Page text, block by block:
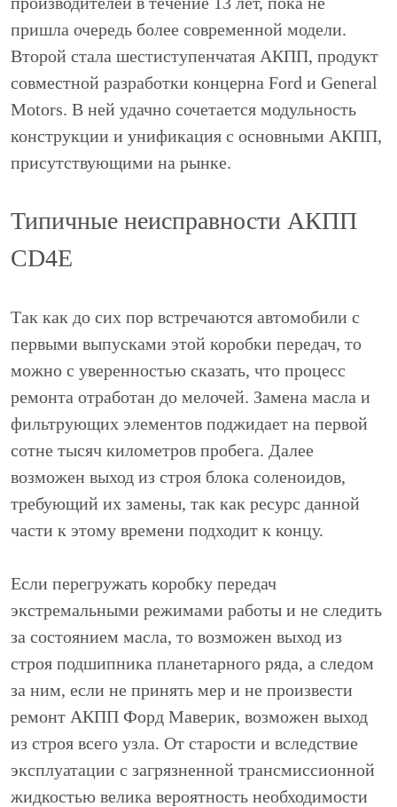
пришла очередь более современной модели.
Второй стала шестиступенчатая АКПП, продукт
совместной разработки концерна Ford и General
Motors. В ней удачно сочетается модульность
конструкции и унификация с основными АКПП,
присутствующими на рынке.
Типичные неисправности АКПП
CD4E
Так как до сих пор встречаются автомобили с
первыми выпусками этой коробки передач, то
можно с уверенностью сказать, что процесс
ремонта отработан до мелочей. Замена масла и
фильтрующих элементов поджидает на первой
сотне тысяч километров пробега. Далее
возможен выход из строя блока соленоидов,
требующий их замены, так как ресурс данной
части к этому времени подходит к концу.
Если перегружать коробку передач
экстремальными режимами работы и не следить
за состоянием масла, то возможен выход из
строя подшипника планетарного ряда, а следом
за ним, если не принять мер и не произвести
ремонт АКПП Форд Маверик, возможен выход
из строя всего узла. От старости и вследствие
эксплуатации с загрязненной трансмиссионной
жидкостью велика вероятность необходимости